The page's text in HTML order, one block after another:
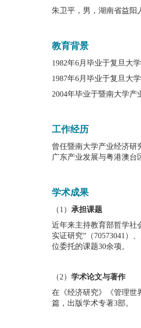
朱卫平，男 ，湖南省益阳
教育背景
1982年6月毕业于复旦大
1987年6月毕业于复旦大
2004年毕业于暨南大学产
工作经历
曾任暨南大学产业经济研
广东产业发展与粤港澳台
学术成果
（1 ） 承担课题
近年来主持教育部哲学社
实证研究” （70573041 ）
位委托的课题30余项。
（2） 学术论文与著作
在《经济研究》《管理世
篇，出版学术专著3部。